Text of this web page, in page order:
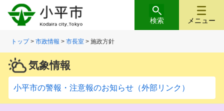
メニュー
検索
トップ>市政情報 >市長室 > 施政方針
気象情報
小平市の警報・注意報のお知らせ（外部リンク）